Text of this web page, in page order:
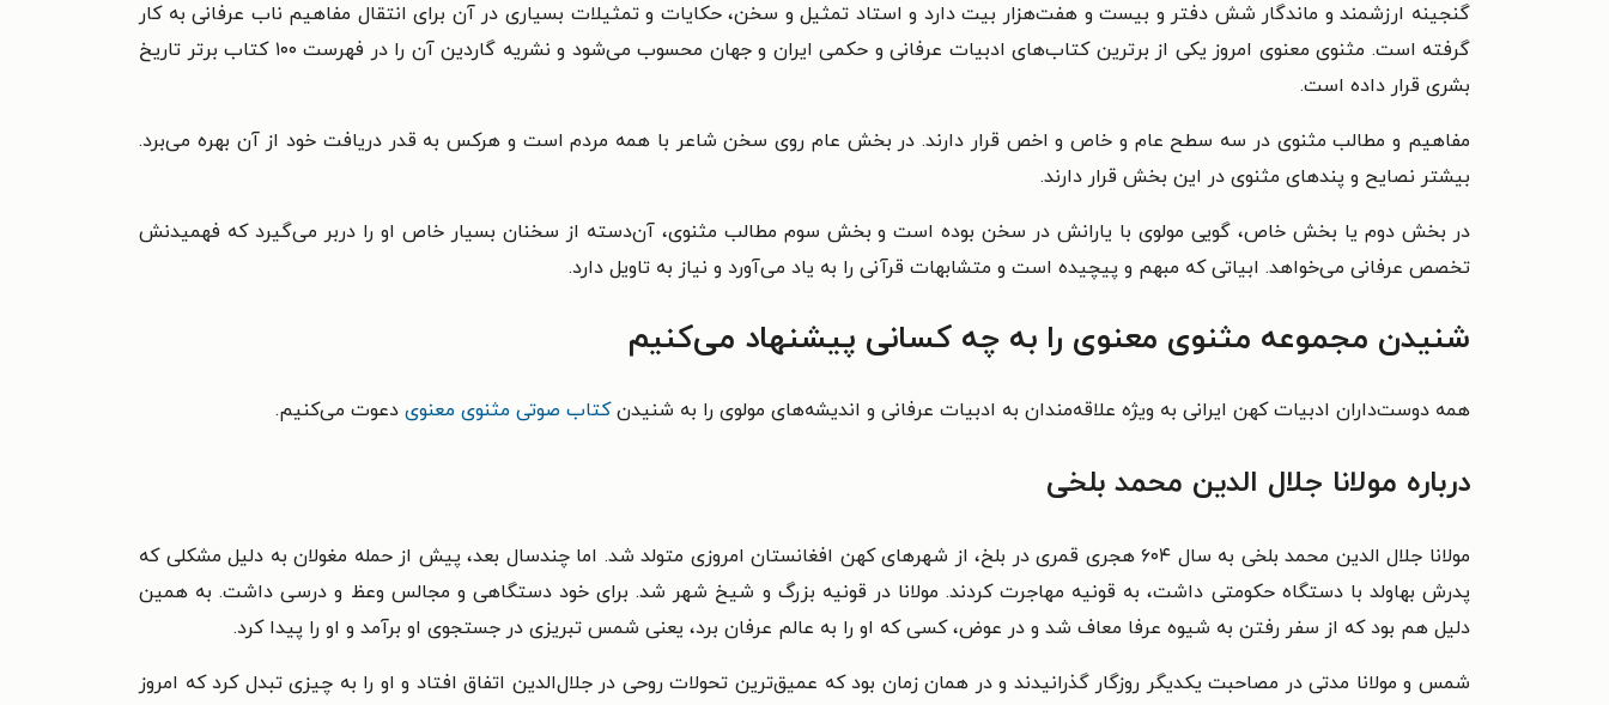
گنجینه ارزشمند و ماندگار شش دفتر و بیست و هفت‌هزار بیت دارد و استاد تمثیل و سخن، حکایات و تمثیلات بسیاری در آن برای انتقال مفاهیم ناب عرفانی به کار
گرفته است. مثنوی معنوی امروز یکی از برترین کتاب‌های ادبیات عرفانی و حکمی ایران و جهان محسوب می‌شود و نشریه گاردین آن را در فهرست ۱۰۰ کتاب برتر تاریخ
بشری قرار داده است.
مفاهیم و مطالب مثنوی در سه سطح عام و خاص و اخص قرار دارند. در بخش عام روی سخن شاعر با همه مردم است و هرکس به قدر دریافت خود از آن بهره می‌برد.
بیشتر نصایح و پندهای مثنوی در این بخش قرار دارند.
در بخش دوم یا بخش خاص، گویی مولوی با یارانش در سخن بوده است و بخش سوم مطالب مثنوی، آن‌دسته از سخنان بسیار خاص او را دربر می‌گیرد که فهمیدنش
تخصص عرفانی می‌خواهد. ابیاتی که مبهم و پیچیده است و متشابهات قرآنی را به یاد می‌آورد و نیاز به تاویل دارد.
شنیدن مجموعه مثنوی معنوی را به چه کسانی پیشنهاد می‌کنیم
همه دوست‌داران ادبیات کهن ایرانی به ویژه علاقه‌مندان به ادبیات عرفانی و اندیشه‌های مولوی را به شنیدنکتاب صوتی مثنوی معنوی دعوت می‌کنیم.
درباره مولانا جلال الدین محمد بلخی
مولانا جلال الدین محمد بلخی به سال ۶۰۴ هجری قمری در بلخ، از شهرهای کهن افغانستان امروزی متولد شد. اما چندسال بعد، پیش از حمله مغولان به دلیل مشکلی که
پدرش بهاولد با دستگاه حکومتی داشت، به قونیه مهاجرت کردند. مولانا در قونیه بزرگ و شیخ شهر شد. برای خود دستگاهی و مجالس وعظ و درسی داشت. به همین
دلیل هم بود که از سفر رفتن به شیوه‌ عرفا معاف شد و در عوض، کسی که او را به عالم عرفان برد، یعنی شمس تبریزی در جستجوی او برآمد و او را پیدا کرد.
شمس و مولانا مدتی در مصاحبت یکدیگر روزگار گذرانیدند و در همان زمان بود که عمیق‌ترین تحولات روحی در جلال‌الدین اتفاق افتاد و او را به چیزی تبدل کرد که امروز